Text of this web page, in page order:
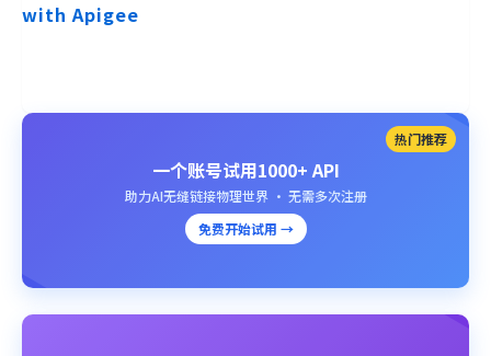
with Apigee
热门推荐
一个账号试用1000+ API
助力AI无缝链接物理世界 · 无需多次注册
免费开始试用 →